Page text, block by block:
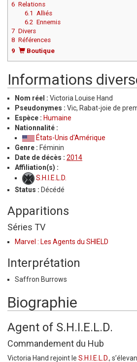
6 Relations
6.1 Alliés
6.2 Ennemis
7 Divers
8 Références
9
Boutique
Informations
Nom réel : Victoria Louise Hand
Pseudonymes : Vic, Rabat-joie de
Espèce : Humaine
Nationnalité :
États-Unis d'Amérique
Genre : Féminin
Date de décès : 2014
Affiliation(s) :
S.H.I.E.L.D.
Status : Décédé
Apparitions
Séries TV
Marvel : Les Agents du SHIELD
Interprétation
Saffron Burrows
Biographie
Agent of S.H.I.E.L.D.
Commandement du Hub
Victoria Hand rejoint le S.H.I.E.L.D.,